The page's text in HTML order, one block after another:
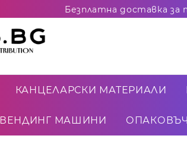
КАНЦЕЛАРСКИ МАТЕРИАЛИ
ВЕНДИНГ МАШИНИ